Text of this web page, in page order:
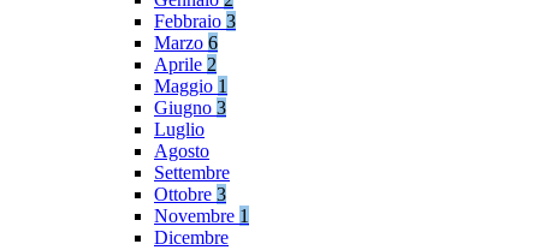
Febbraio 3
Marzo 6
Aprile 2
Maggio 1
Giugno 3
Luglio
Agosto
Settembre
Ottobre 3
Novembre 1
Dicembre